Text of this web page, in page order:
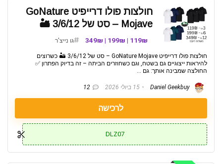
חולצות פולו דרייפיט GoNature
Mojave – סט של 3/6/12 🏜️
119₪ | 199₪ | 349₪ גו נייצ'ר
חולצות פולו דרייפיט GoNature Mojave – סט של 3/6/12 🏜️ כשרוצים
להיראות ייצוגיים גם בשטח, וגם כשחוזרים הביתה – זה בדיוק הפתרון ✅
החולצה שמבינה אותך: גם ...
15 ביולי 2026 12
לרכישה
DLZ07